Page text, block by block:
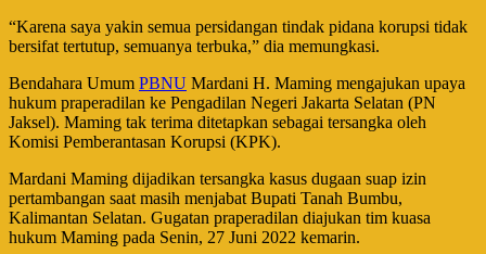
“Karena saya yakin semua persidangan tindak pidana korupsi tidak
bersifat tertutup, semuanya terbuka,” dia memungkasi.
Bendahara Umum PBNU Mardani H. Maming mengajukan upaya
hukum praperadilan ke Pengadilan Negeri Jakarta Selatan (PN
Jaksel). Maming tak terima ditetapkan sebagai tersangka oleh
Komisi Pemberantasan Korupsi (KPK).
Mardani Maming dijadikan tersangka kasus dugaan suap izin
pertambangan saat masih menjabat Bupati Tanah Bumbu,
Kalimantan Selatan. Gugatan praperadilan diajukan tim kuasa
hukum Maming pada Senin, 27 Juni 2022 kemarin.